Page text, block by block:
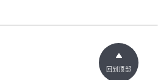
回到顶部